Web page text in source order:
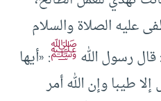
عليه الصلاة والسلام
رسول اللهﷺ: «أيها
طيبا وإن الله أمر